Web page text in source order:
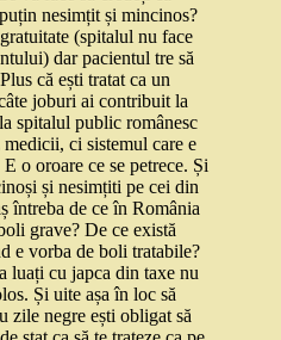
nesimțit și mincinos?
(spitalul nu face
dar pacientul tre să
că ești tratat ca un
joburi ai contribuit la
spitalul public românesc
ci sistemul care e
o oroare ce se petrece. Și
și nesimțiti pe cei din
întreba de ce în România
grave? De ce există
e vorba de boli tratabile?
luați cu japca din taxe nu
Și uite așa în loc să
zile negre ești obligat să